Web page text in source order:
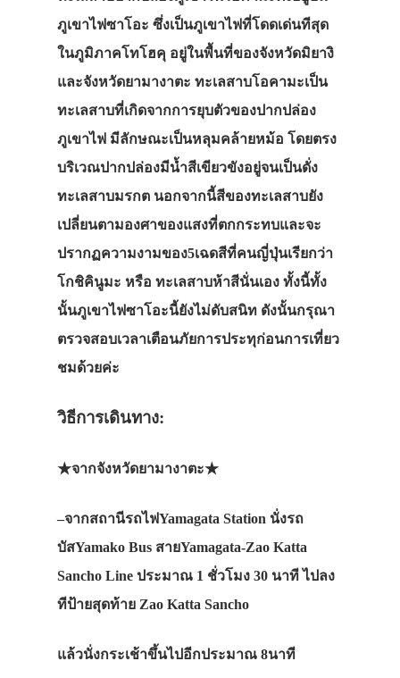
ภูเขาไฟซาโอะ ซึ่งเป็นภูเขาไฟที่โดดเด่นทีสุด
ในภูมิภาคโทโฮคุ อยู่ในพื้นที่ของจังหวัดมิยางิ
และจังหวัดยามางาตะ ทะเลสาบโอคามะเป็น
ทะเลสาบที่เกิดจากการยุบตัวของปากปล่อง
ภูเขาไฟ มีลักษณะเป็นหลุมคล้ายหม้อ โดยตรง
บริเวณปากปล่องมีน้ำสีเขียวขังอยู่จนเป็นดั่ง
ทะเลสาบมรกต นอกจากนี้สีของทะเลสาบยัง
เปลี่ยนตามองศาของแสงที่ตกกระทบและจะ
ปรากฏความงามของ5เฉดสีที่คนญี่ปุ่นเรียกว่า
โกชิคินูมะ หรือ ทะเลสาบห้าสีนั่นเอง ทั้งนี้ทั้ง
นั้นภูเขาไฟซาโอะนี้ยังไม่ดับสนิท ดังนั้นกรุณา
ตรวจสอบเวลาเตือนภัยการประทุก่อนการเที่ยว
ชมด้วยค่ะ
วิธีการเดินทาง:
★จากจังหวัดยามางาตะ★
–จากสถานีรถไฟYamagata Station นั่งรถ
บัสYamako Bus สายYamagata-Zao Katta
Sancho Line ประมาณ 1 ชั่วโมง 30 นาที ไปลง
ทีป้ายสุดท้าย Zao Katta Sancho
แล้วนั่งกระเช้าขึ้นไปอีกประมาณ 8นาที